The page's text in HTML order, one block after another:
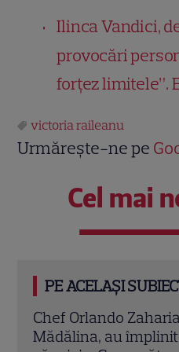
Ilinca Vandici,
provocări
forţez limitele”.
victoria raileanu
Urmărește-ne pe
Cel mai
PE ACELAȘI
Cine este Cosmin
Laurei Cosoi.